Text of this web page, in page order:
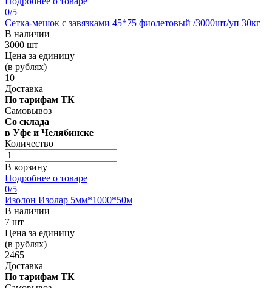
0/5
Сетка-мешок с завязками 45*75 фиолетовый /3000шт/уп 30кг
В наличии
3000 шт
Цена за единицу
(в рублях)
10
Доставка
По тарифам ТК
Самовывоз
Со склада
в Уфе и Челябинске
Количество
В корзину
Подробнее о товаре
0/5
Изолон Изолар 5мм*1000*50м
В наличии
7 шт
Цена за единицу
(в рублях)
2465
Доставка
По тарифам ТК